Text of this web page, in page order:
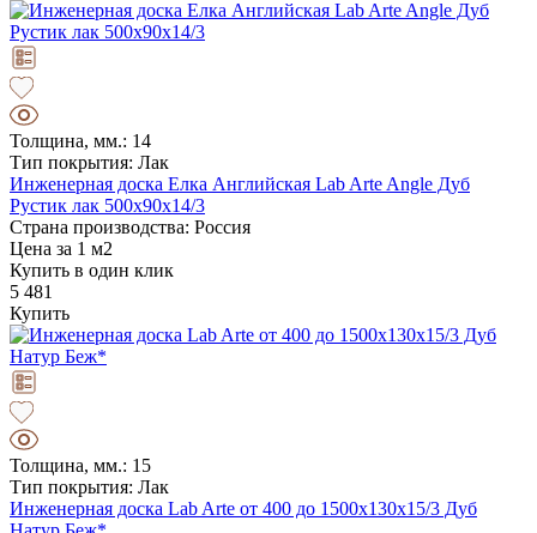
Толщина, мм.: 14
Тип покрытия: Лак
Инженерная доска Елка Английская Lab Arte Angle Дуб
Рустик лак 500х90х14/3
Страна производства: Россия
Цена за 1 м2
Купить в один клик
5 481
Купить
Толщина, мм.: 15
Тип покрытия: Лак
Инженерная доска Lab Arte от 400 до 1500х130х15/3 Дуб